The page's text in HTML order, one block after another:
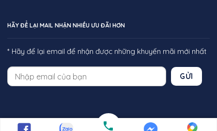
đôi nếu không đúng mô tả hoặc chất lượng
kém.
trực tiếp từ nhà máy, không qua trung gian.
HÃY ĐỂ LẠI MAIL NHẬN NHIỀU ƯU ĐÃI HƠN
* Hãy để lại email để nhận được những khuyến mãi mới nhất
GỬI